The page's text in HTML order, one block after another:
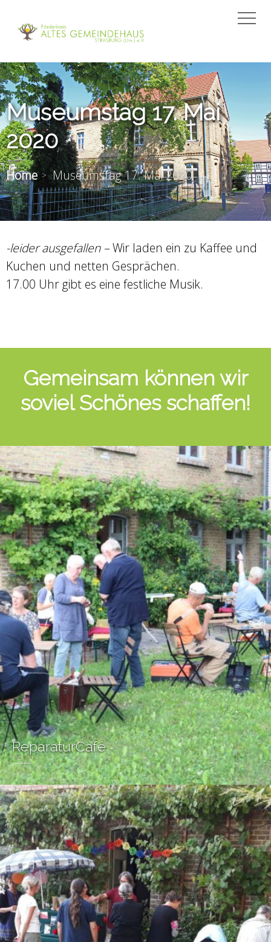
Museumstag 17. Mai
2020
Home Museumstag 17. Mai 2020
-leider ausgefallen –Wir laden ein zu Kaffee und
Kuchen und netten Gesprächen.
17.00 Uhr gibt es eine festliche Musik.
Gemeinsam können wir
soviel Schönes schaffen!
ReparaturCafé